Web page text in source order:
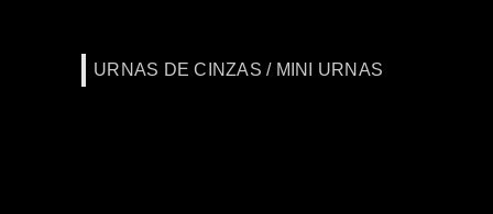
URNAS DE CINZAS / MINI URNAS